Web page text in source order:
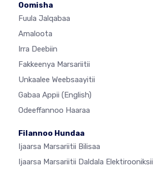
Oomisha
Fuula Jalqabaa
Amaloota
Irra Deebiin
Fakkeenya Marsariitii
Unkaalee Weebsaayitii
Gabaa Appii (English)
Odeeffannoo Haaraa
Filannoo Hundaa
Ijaarsa Marsariitii Bilisaa
Ijaarsa Marsariitii Daldala Elektirooniksii